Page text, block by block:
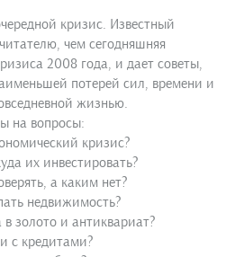
кризис. Известный
чем сегодняшняя
2008 года, и дает советы,
потерей сил, времени и
жизнью.
на вопросы:
кризис?
их инвестировать?
а каким нет?
недвижимость?
золото и антиквариат?
с кредитами?